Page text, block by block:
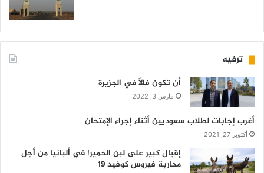
ترفيه
أن تكون فالاً في الجزيرة
مارس 3, 2022
أغرب إجابات لطلاب سعوديين أثناء إجراء الإمتحان
أكتوبر 27, 2021
إقبال كبير على لبن الحمير! في ألبانيا من أجل
محاربة فيروس كوفيد 19